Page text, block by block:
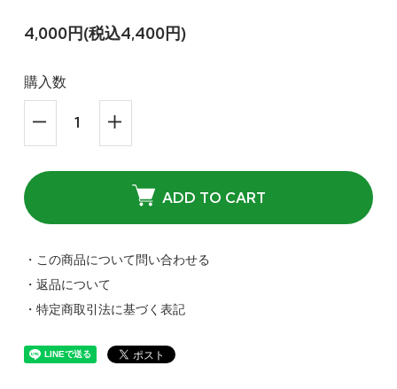
4,000円(税込4,400円)
購入数
ADD TO CART
・この商品について問い合わせる
・返品について
・特定商取引法に基づく表記